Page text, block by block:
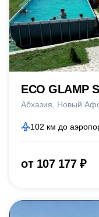
ECO GLAMP
Абхазия Новый
102 км до
от 107 177 ₽